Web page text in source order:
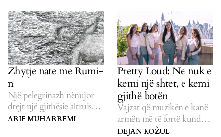
Zhytje nate me Rumi-
n
Një pelegrinazh nënujor
drejt një gjithësie altruiste
të tingujve vetmitarë.
ARIF MUHARREMI
Pretty Loud: Ne nuk e
kemi një shtet, e kemi
gjithë botën
Vajzat që muzikën e kanë
armën më të fortë kundër
patriarkatit.
DEJAN KOŽUL